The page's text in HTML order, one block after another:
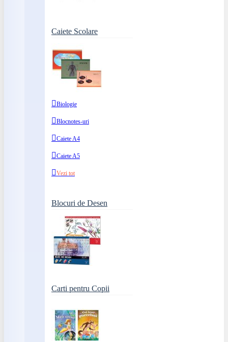
Caiete Scolare
Biologie
Blocnotes-uri
Caiete A4
Caiete A5
Vezi tot
Blocuri de Desen
Carti pentru Copii